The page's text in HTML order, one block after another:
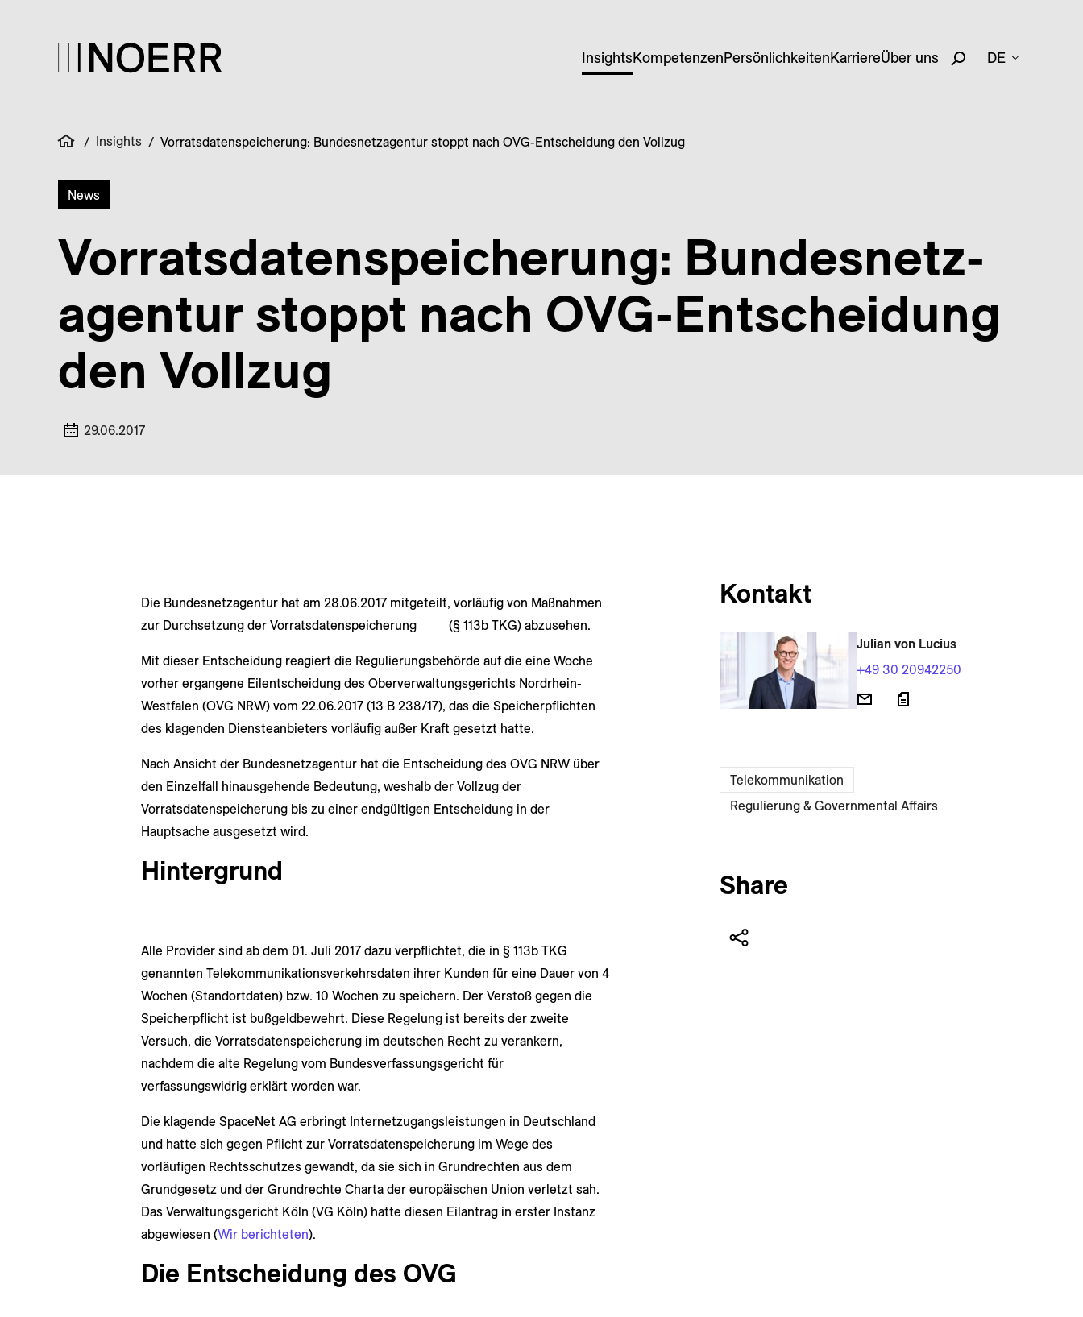
InsightsKompetenzenPersönlichkeitenKarriereÜber uns DE
/ Insights / Vorratsdatenspeicherung: Bundesnetzagentur stoppt nach OVG-Entscheidung den Vollzug
News
Vorrats­daten­speicherung: Bundes­netz­
agentur stoppt nach OVG-Entscheidung
den Vollzug
29.06.2017
Die Bundesnetzagentur hat am 28.06.2017 mitgeteilt, vorläufig von Maßnahmen
zur Durchsetzung der Vorratsdatenspeicherung (§ 113b TKG) abzusehen.
Mit dieser Entscheidung reagiert die Regulierungsbehörde auf die eine Woche
vorher ergangene Eilentscheidung des Oberverwaltungsgerichts Nordrhein-
Westfalen (OVG NRW) vom 22.06.2017 (13 B 238/17), das die Speicherpflichten
des klagenden Diensteanbieters vorläufig außer Kraft gesetzt hatte.
Nach Ansicht der Bundesnetzagentur hat die Entscheidung des OVG NRW über
den Einzelfall hinausgehende Bedeutung, weshalb der Vollzug der
Vorratsdatenspeicherung bis zu einer endgültigen Entscheidung in der
Hauptsache ausgesetzt wird.
Hintergrund
Alle Provider sind ab dem 01. Juli 2017 dazu verpflichtet, die in § 113b TKG
genannten Telekommunikationsverkehrsdaten ihrer Kunden für eine Dauer von 4
Wochen (Standortdaten) bzw. 10 Wochen zu speichern. Der Verstoß gegen die
Speicherpflicht ist bußgeldbewehrt. Diese Regelung ist bereits der zweite
Versuch, die Vorratsdatenspeicherung im deutschen Recht zu verankern,
nachdem die alte Regelung vom Bundesverfassungsgericht für
verfassungswidrig erklärt worden war.
Die klagende SpaceNet AG erbringt Internetzugangsleistungen in Deutschland
und hatte sich gegen Pflicht zur Vorratsdatenspeicherung im Wege des
vorläufigen Rechtsschutzes gewandt, da sie sich in Grundrechten aus dem
Grundgesetz und der Grundrechte Charta der europäischen Union verletzt sah.
Das Verwaltungsgericht Köln (VG Köln) hatte diesen Eilantrag in erster Instanz
abgewiesen (Wir berichteten).
Die Entscheidung des OVG
Kontakt
Julian von Lucius
+49 30 20942250
Telekommunikation
Regulierung & Governmental Affairs
Share